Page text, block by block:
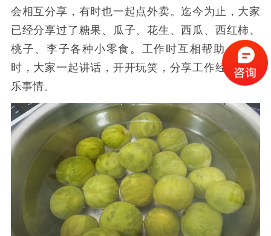
会相互分享，有时也一起点外卖。迄今为止，大家
已经分享过了糖果、瓜子、花生、西瓜、西红柿、
桃子、李子各种小零食。工作时互相帮助，休息
时，大家一起讲话，开开玩笑，分享工作经验和喜
乐事情。